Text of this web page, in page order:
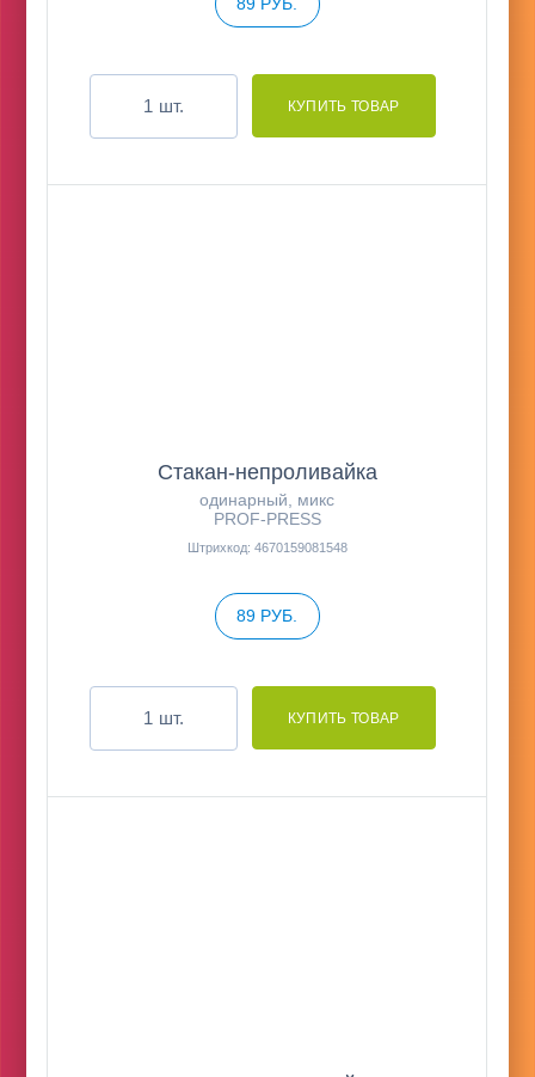
шт.
Стакан-непроливайка
одинарный, микс
PROF-PRESS
Штрихкод: 4670159081548
89 РУБ.
шт.